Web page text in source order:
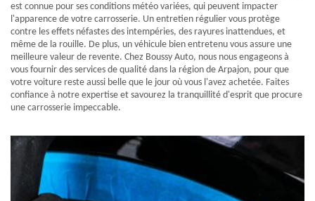
est connue pour ses conditions météo variées, qui peuvent impacter
l'apparence de votre carrosserie. Un entretien régulier vous protège
contre les effets néfastes des intempéries, des rayures inattendues, et
même de la rouille. De plus, un véhicule bien entretenu vous assure une
meilleure valeur de revente. Chez Boussy Auto, nous nous engageons à
vous fournir des services de qualité dans la région de Arpajon, pour que
votre voiture reste aussi belle que le jour où vous l'avez achetée. Faites
confiance à notre expertise et savourez la tranquillité d'esprit que procure
une carrosserie impeccable.